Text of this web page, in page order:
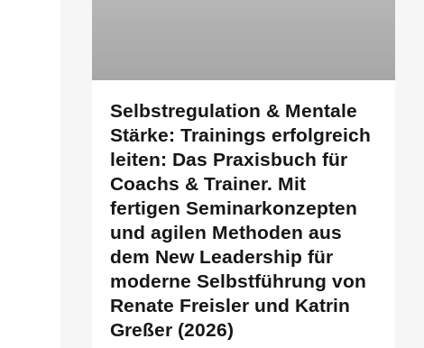
Selbstregulation & Mentale
Stärke: Trainings erfolgreich
leiten: Das Praxisbuch für
Coachs & Trainer. Mit
fertigen Seminarkonzepten
und agilen Methoden aus
dem New Leadership für
moderne Selbstführung von
Renate Freisler und Katrin
Greßer (2026)